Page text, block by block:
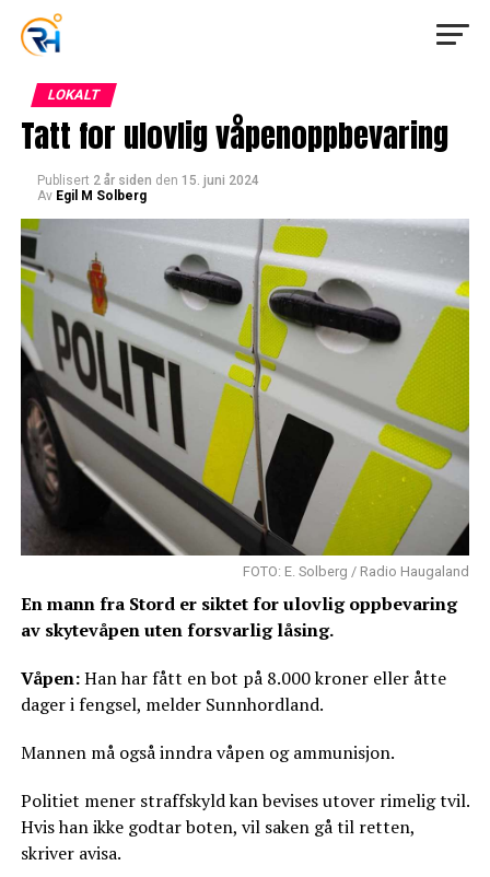
LOKALT
Tatt for ulovlig våpenoppbevaring
Publisert 2 år siden den 15. juni 2024
Av Egil M Solberg
FOTO: E. Solberg / Radio Haugaland
En mann fra Stord er siktet for ulovlig oppbevaring
av skytevåpen uten forsvarlig låsing.
Våpen:Han har fått en bot på 8.000 kroner eller åtte
dager i fengsel, melder Sunnhordland.
Mannen må også inndra våpen og ammunisjon.
Politiet mener straffskyld kan bevises utover rimelig tvil.
Hvis han ikke godtar boten, vil saken gå til retten,
skriver avisa.